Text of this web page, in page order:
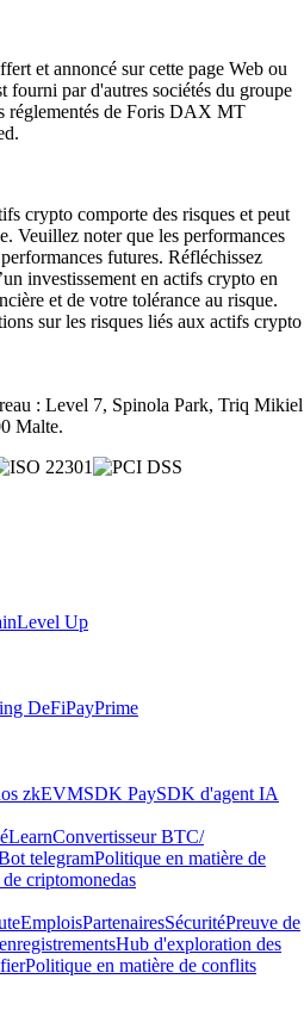
et annoncé sur cette page Web ou
fourni par d'autres sociétés du groupe
réglementés de Foris DAX MT
crypto comporte des risques et peut
Veuillez noter que les performances
futures. Réfléchissez
investissement en actifs crypto en
et de votre tolérance au risque.
sur les risques liés aux actifs crypto
: Level 7, Spinola Park, Triq Mikiel
Malte.
Level Up
DeFiPayPrime
zkEVMSDK PaySDK d'agent IA
LearnConvertisseur BTC/
telegramPolitique en matière de
criptomonedas
EmploisPartenairesSécuritéPreuve de
Hub d'exploration des
Politique en matière de conflits